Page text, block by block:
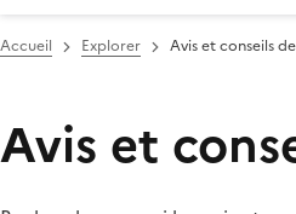
Accueil Explorer Avis et conseils
Avis et